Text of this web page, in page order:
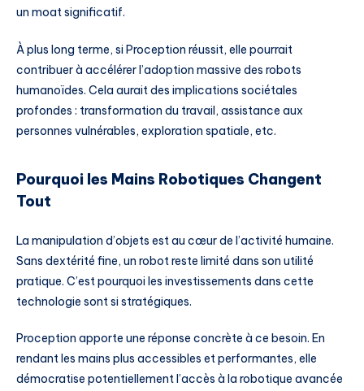
un moat significatif.
À plus long terme, si Proception réussit, elle pourrait
contribuer à accélérer l’adoption massive des robots
humanoïdes. Cela aurait des implications sociétales
profondes : transformation du travail, assistance aux
personnes vulnérables, exploration spatiale, etc.
Pourquoi les Mains Robotiques Changent
Tout
La manipulation d’objets est au cœur de l’activité humaine.
Sans dextérité fine, un robot reste limité dans son utilité
pratique. C’est pourquoi les investissements dans cette
technologie sont si stratégiques.
Proception apporte une réponse concrète à ce besoin. En
rendant les mains plus accessibles et performantes, elle
démocratise potentiellement l’accès à la robotique avancée